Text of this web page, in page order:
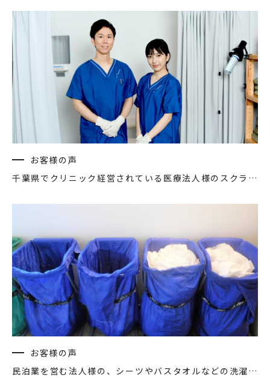
お客様の声
千葉県でクリニック経営されている医療法人様のスクラブ、ナースワンピースなどの洗濯代行インタビュー
お客様の声
民泊業を営む法人様の、シーツやバスタオルなどの洗濯代行の感想